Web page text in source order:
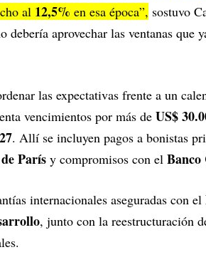
al 12,5% en esa época”, sostuvo
debería aprovechar las ventanas que
las expectativas frente a un
vencimientos por más de US$
. Allí se incluyen pagos a bonistas
París y compromisos con el
internacionales aseguradas con el
, junto con la reestructuración